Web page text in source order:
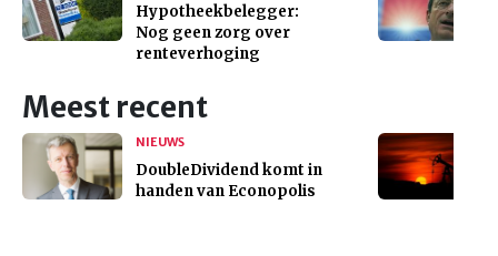
Hypotheekbelegger:
Nog geen zorg over
renteverhoging
Meest recent
NIEUWS
DoubleDividend komt in
handen van Econopolis